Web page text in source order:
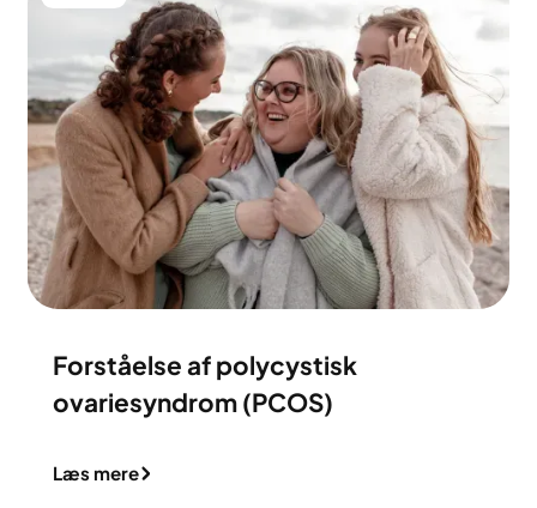
Forståelse af polycystisk
ovariesyndrom (PCOS)
Læs mere